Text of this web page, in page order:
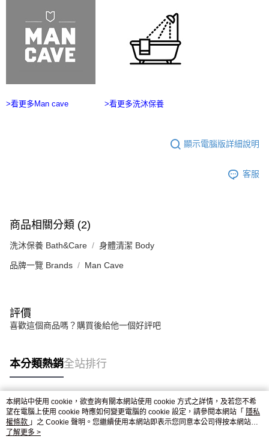
１．透過由恩沛科技股份有限公司提供之「AFTEE先享後付」服務完成之交
易，需依本服務之必要範圍內提供個人資料，並將交易相關給付款項請求債
權轉讓予恩沛科技股份有限公司。
２．關於個人資料處理事宜，請瀏覽以下網址：
https://aftee.tw/terms/#terms3
３．未成年的使用者請事先徵得法定代理人或監護人之同意方可使用
任。
時審查核予不同之上限額度；若仍有額度不足之情形，本公司將視審查結果
恩沛科技股份有限公司將有權停止該用戶之使用額度並採取法律行動。
>看更多Man cave >看更多洗沐保養
顯示電腦版詳細說明
客服
商品相關分類 (2)
洗沐保養 Bath&Care 身體清潔 Body
品牌一覽 Brands Man Cave
評價
喜歡這個商品嗎？購買後給他一個好評吧
本分類熱銷全站排行
熱門標籤
本網站中使用 cookie，欲查詢有關本網站使用 cookie 方式之詳情，及若您不希
望在電腦上使用 cookie 時應如何變更電腦的 cookie 設定，請參閱本網站「 隱私
權條款 」之 Cookie 聲明。您繼續使用本網站即表示您同意本公司得按本網站使
用條款之 Cookie 聲明使用 cookie。
了解更多 >